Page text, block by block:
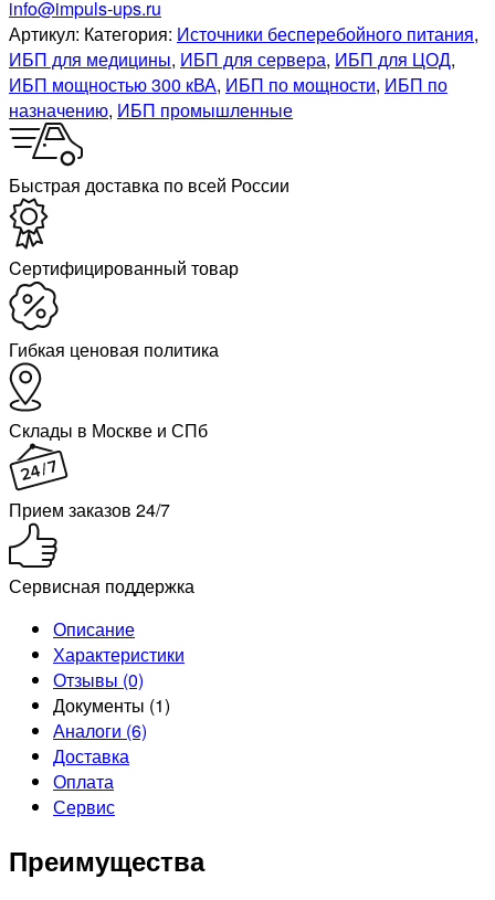
info@impuls-ups.ru
Артикул: Категория: Источники бесперебойного питания,
ИБП для медицины, ИБП для сервера, ИБП для ЦОД,
ИБП мощностью 300 кВА, ИБП по мощности, ИБП по
назначению, ИБП промышленные
Быстрая доставка по всей России
Cертифицированный товар
Гибкая ценовая политика
Склады в Москве и СПб
Прием заказов 24/7
Сервисная поддержка
Описание
Характеристики
Отзывы (0)
Документы (1)
Аналоги (6)
Доставка
Оплата
Сервис
Преимущества